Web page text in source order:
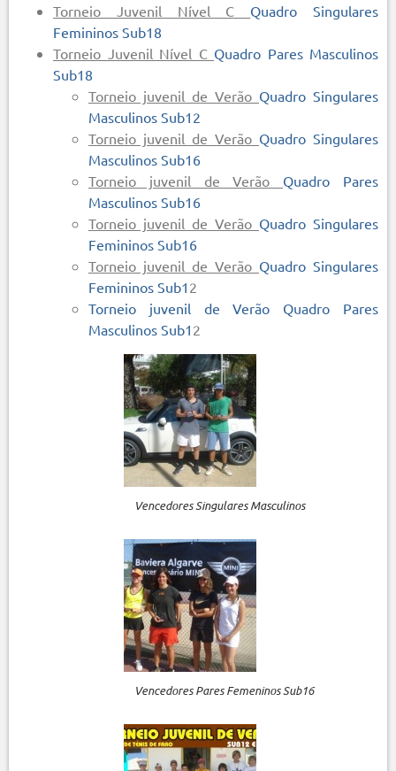
Torneio Juvenil Nível C Quadro Singulares
Femininos Sub18
Torneio Juvenil Nível C Quadro Pares Masculinos
Sub18
Torneio juvenil de Verão Quadro Singulares
Masculinos Sub12
Torneio juvenil de Verão Quadro Singulares
Masculinos Sub16
Torneio juvenil de Verão Quadro Pares
Masculinos Sub16
Torneio juvenil de Verão Quadro Singulares
Femininos Sub16
Torneio juvenil de Verão Quadro Singulares
Femininos Sub1 2
Torneio juvenil de Verão Quadro Pares
Masculinos Sub1 2
Vencedores Singulares Masculinos
Vencedores Pares Femeninos Sub16